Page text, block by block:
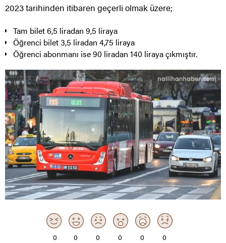
2023 tarihinden itibaren geçerli olmak üzere;
Tam bilet 6,5 liradan 9,5 liraya
Öğrenci bilet 3,5 liradan 4,75 liraya
Öğrenci abonmanı ise 90 liradan 140 liraya çıkmıştır.
0 0 0 0 0 0